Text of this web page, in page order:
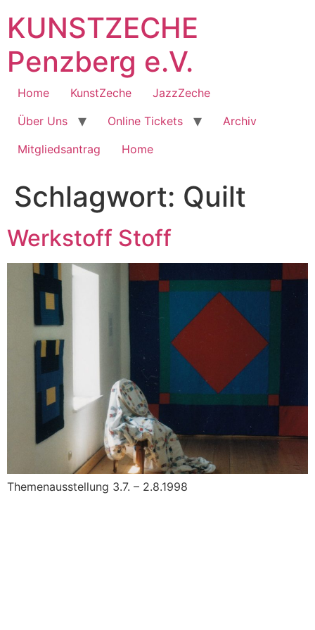
Inhalt
springen
KUNSTZECHE
Penzberg e.V.
Home KunstZeche
JazzZeche
Über Uns
Online Tickets
Archiv
Mitgliedsantrag
Home
Schlagwort: Quilt
Werkstoff Stoff
Themenausstellung 3.7. – 2.8.1998